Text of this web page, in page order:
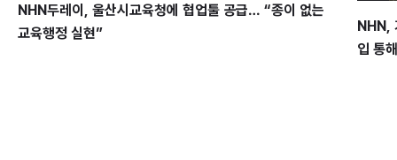
NHN두레이, 울산시교육청에 협업툴 공급… “종이 없는
교육행정 실현”
NHN,
입 통